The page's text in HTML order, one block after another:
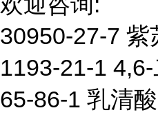
30950-27-7 紫
1193-21-1
65-86-1 乳清酸